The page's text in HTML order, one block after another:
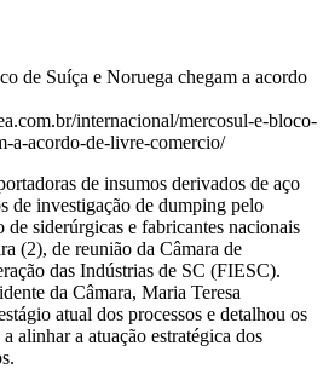
de Suíça e Noruega chegam a acordo
internacional/mercosul-e-bloco-
a-acordo-de-livre-comercio/
de insumos derivados de aço
de investigação de dumping pelo
siderúrgicas e fabricantes nacionais
(2), de reunião da Câmara de
das Indústrias de SC (FIESC).
da Câmara, Maria Teresa
atual dos processos e detalhou os
alinhar a atuação estratégica dos